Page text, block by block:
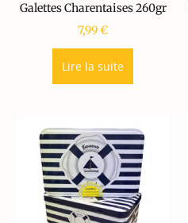
Galettes Charentaises 260gr
7,99€
Lire la suite